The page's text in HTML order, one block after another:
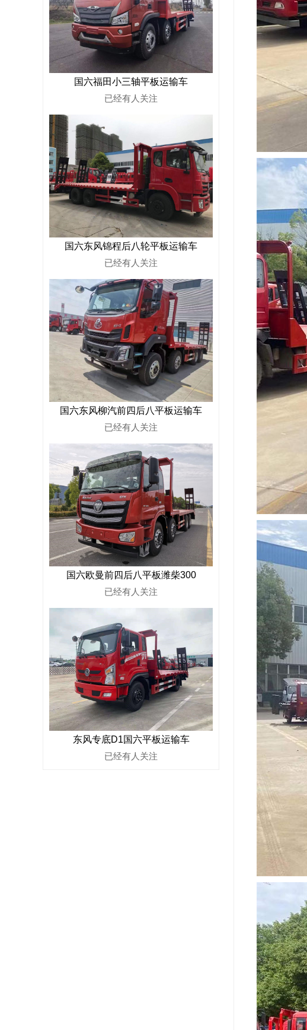
国六福田小三轴平板运输车
已经有人关注
国六东风锦程后八轮平板运输车
已经有人关注
国六东风柳汽前四后八平板运输车
已经有人关注
国六欧曼前四后八平板潍柴300
已经有人关注
东风专底D1国六平板运输车
已经有人关注